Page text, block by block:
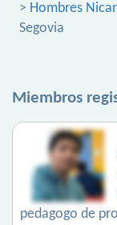
> Hombres
Segovia
Miembros
pedagogo de